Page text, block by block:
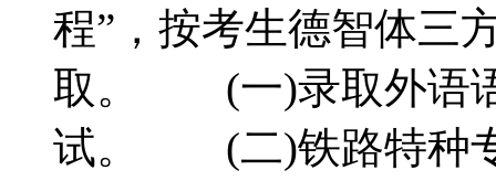
程”，按考生德智体三
取。 (一)录取外语语
试。 (二)铁路特种